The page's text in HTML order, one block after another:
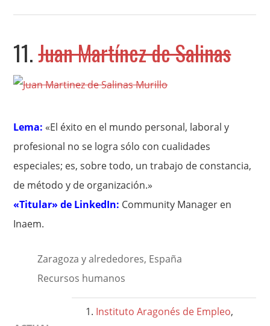
11.Juan Martínez de Salinas
Lema: «El éxito en el mundo personal, laboral y
profesional no se logra sólo con cualidades
especiales; es, sobre todo, un trabajo de constancia,
de método y de organización.»
«Titular» de LinkedIn: Community Manager en
Inaem.
Zaragoza y alrededores, España
Recursos humanos
Instituto Aragonés de Empleo,